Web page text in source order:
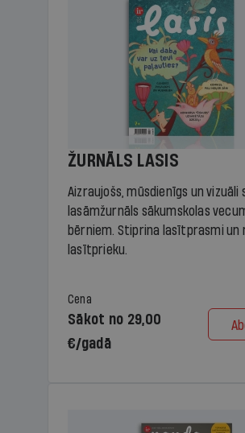
ŽURNĀLS LASIS
Aizraujošs, mūsdienīgs un vizuāli
lasāmžurnāls sākumskolas
bērniem. Stiprina lasītprasmi un
lasītprieku.
Cena
Sākot no 29,00
€/gadā